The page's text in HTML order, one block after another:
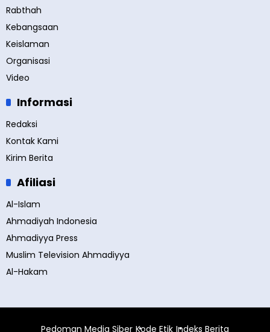
Rabthah
Kebangsaan
Keislaman
Organisasi
Video
Informasi
Redaksi
Kontak Kami
Kirim Berita
Afiliasi
Al-Islam
Ahmadiyah Indonesia
Ahmadiyya Press
Muslim Television Ahmadiyya
Al-Hakam
Pedoman Media Siber Kode Etik Indeks Berita